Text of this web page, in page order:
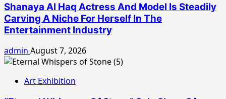
Shanaya Al Haq Actress And Model Is Steadily
Carving A Niche For Herself In The
Entertainment Industry
admin August 7, 2026
Art Exhibition